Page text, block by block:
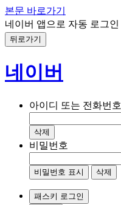
본문 바로가기
네이버 앱으로 자동 로그인
뒤로가기
네이버
아이디 또는 전화번호
삭제
비밀번호
비밀번호 표시 삭제
패스키 로그인